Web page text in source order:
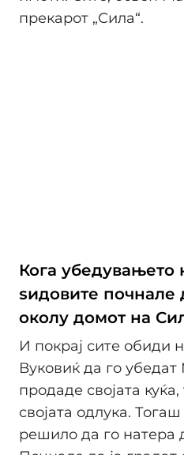
прекарот „Сила“.
Кога убедувањето
ѕидовите почнале
околу домот на
И покрај сите обиди
Вуковиќ да го убедат
продаде својата куќа,
својата одлука.
решило да го натера